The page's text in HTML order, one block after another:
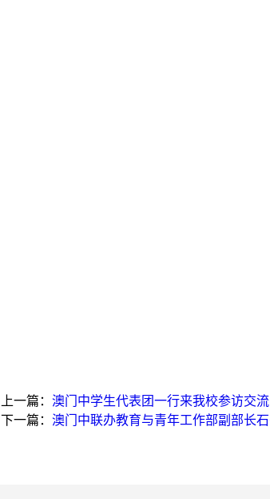
上一篇：澳门中学生代表团一行来我校参访交流
下一篇：澳门中联办教育与青年工作部副部长